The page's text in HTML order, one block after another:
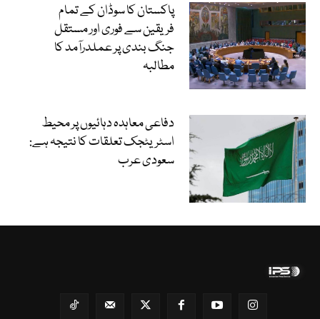
پاکستان کا سوڈان کے تمام
فریقین سے فوری اور مستقل
جنگ بندی پر عملدرآمد کا
مطالبہ
دفاعی معاہدہ دہائیوں پر محیط
اسٹریٹجک تعلقات کا نتیجہ ہے:
سعودی عرب